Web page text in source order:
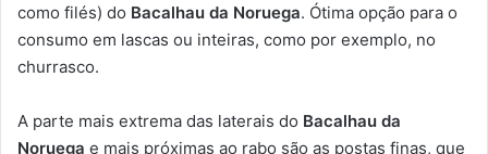
como filés) do Bacalhau da Noruega. Ótima opção para o
consumo em lascas ou inteiras, como por exemplo, no
churrasco.
A parte mais extrema das laterais do Bacalhau da
Noruega e mais próximas ao rabo são as postas finas, que